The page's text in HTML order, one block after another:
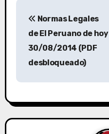
Normas Legales
de El Peruano de hoy
30/08/2014 (PDF
desbloqueado)